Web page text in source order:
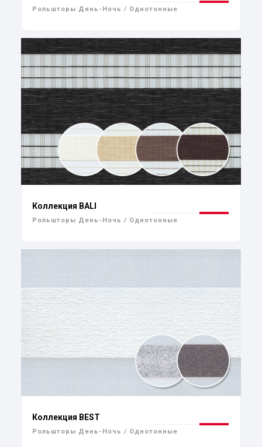
Рольшторы День-Ночь / Однотонные
Коллекция BALI
Рольшторы День-Ночь / Однотонные
Коллекция BEST
Рольшторы День-Ночь / Однотонные